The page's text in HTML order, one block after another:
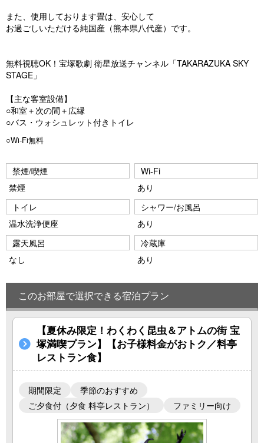
また、使用しております畳は、安心して
お過ごしいただける純国産（熊本県八代産）です。
無料視聴OK！宝塚歌劇 衛星放送チャンネル「TAKARAZUKA SKY
STAGE」
【主な客室設備】
○和室＋次の間＋広縁
○バス・ウォシュレット付きトイレ
○Wi-Fi無料
禁煙/喫煙
禁煙
Wi-Fi
あり
トイレ
温水洗浄便座
シャワー/お風呂
あり
露天風呂
なし
冷蔵庫
あり
このお部屋で選択できる宿泊プラン
【夏休み限定！わくわく昆虫＆アトムの街 宝
塚満喫プラン】【お子様料金がおトク／料亭
レストラン食】
期間限定
季節のおすすめ
ご夕食付（夕食 料亭レストラン）
ファミリー向け